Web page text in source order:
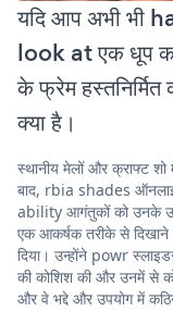
यदि आप अभी भी
look at एक धूप
के फ्रेम
क्या है।
स्थानीय मेलों और क्राफ्ट
बाद, rbia shades
ability आगंतुकों को उनके
एक आकर्षक तरीके से दिखाने
दिया। उन्होंने powr
की कोशिश की और उनमें से
और वे भद्दे और उपयोग में